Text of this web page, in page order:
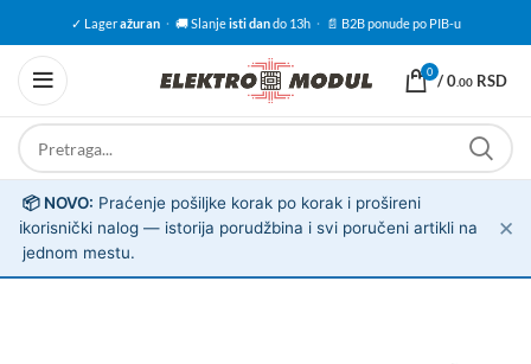
✓ Lageražuran · 🚚 Slanjeisti dando 13h · 📄 B2B ponude po PIB-u
0 /0.00 RSD
ℹ️
📦 NOVO: Praćenje pošiljke korak po korak i prošireni
korisnički nalog — istorija porudžbina i svi poručeni artikli na
jednom mestu.
✕